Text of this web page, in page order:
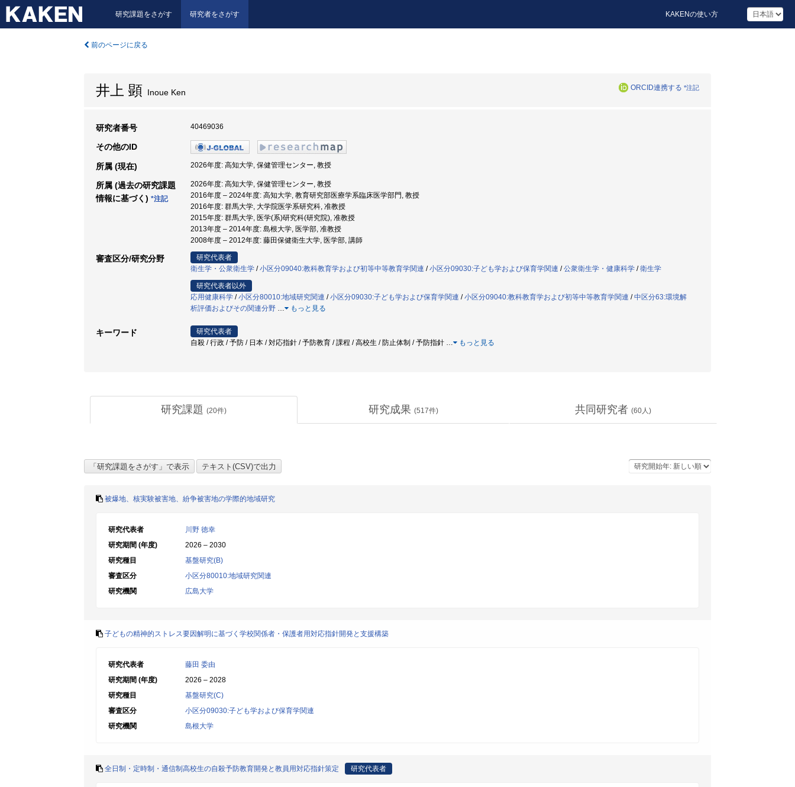
研究課題をさがす 研究者をさがす KAKENの使い方
前のページに戻る
井上 顕 Inoue Ken ORCID連携する *注記
研究者番号 40469036
その他のID
所属 (現在) 2026年度: 高知大学, 保健管理センター, 教授
所属 (過去の研究課題
情報に基づく) *注記
2026年度: 高知大学, 保健管理センター, 教授
2016年度 – 2024年度: 高知大学, 教育研究部医療学系臨床医学部門, 教授
2016年度: 群馬大学, 大学院医学系研究科, 准教授
2015年度: 群馬大学, 医学(系)研究科(研究院), 准教授
2013年度 – 2014年度: 島根大学, 医学部, 准教授
2008年度 – 2012年度: 藤田保健衛生大学, 医学部, 講師
審査区分/研究分野
研究代表者
衛生学・公衆衛生学 /小区分09040:教科教育学および初等中等教育学関連 /小区分09030:子ども学および保育学関連 /公衆衛生学・健康科学 /衛生学
研究代表者以外
応用健康科学 /小区分80010:地域研究関連 /小区分09030:子ども学および保育学関連 /小区分09040:教科教育学および初等中等教育学関連 /中区分63:環境解
析評価およびその関連分野 … もっと見る
キーワード
研究代表者
自殺 / 行政 / 予防 / 日本 / 対応指針 / 予防教育 / 課程 / 高校生 / 防止体制 / 予防指針 … もっと見る
研究課題 (20件) 研究成果 (517件) 共同研究者 (60人)
被爆地、核実験被害地、紛争被害地の学際的地域研究
研究代表者
川野 徳幸
研究期間 (年度)
2026 – 2030
研究種目
基盤研究(B)
審査区分
小区分80010:地域研究関連
研究機関
広島大学
子どもの精神的ストレス要因解明に基づく学校関係者・保護者用対応指針開発と支援構築
研究代表者
藤田 委由
研究期間 (年度)
2026 – 2028
研究種目
基盤研究(C)
審査区分
小区分09030:子ども学および保育学関連
研究機関
島根大学
全日制・定時制・通信制高校生の自殺予防教育開発と教員用対応指針策定 研究代表者